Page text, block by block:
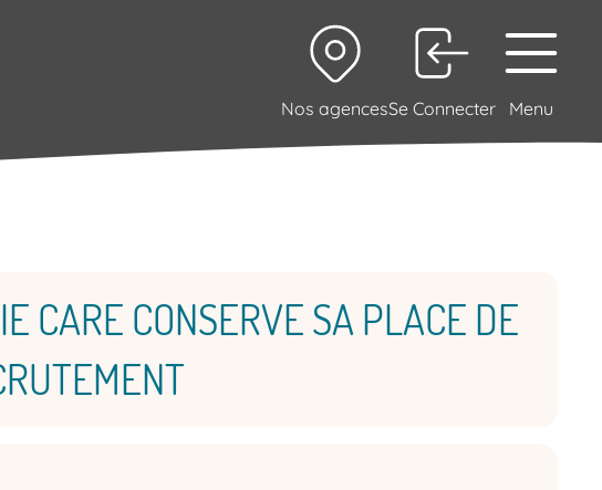
Nos agencesSe Connecter Menu
CARE CONSERVE SA PLACE DE